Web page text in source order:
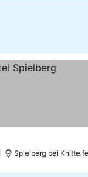
Spielberg bei